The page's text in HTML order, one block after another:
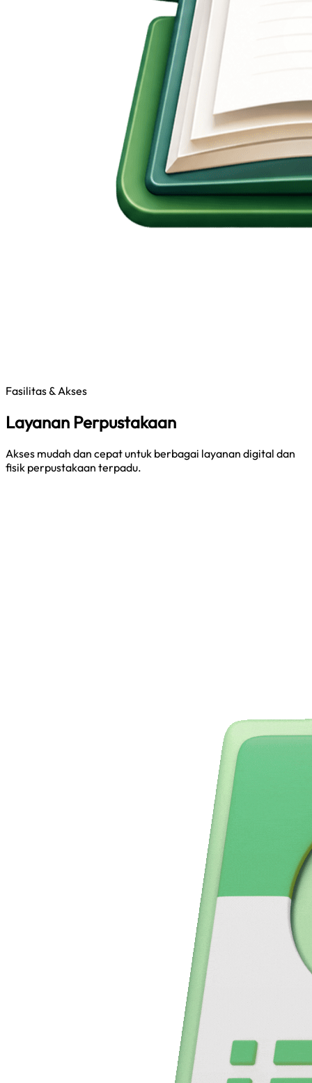
Fasilitas & Akses
Layanan Perpustakaan
Akses mudah dan cepat untuk berbagai layanan digital dan
fisik perpustakaan terpadu.